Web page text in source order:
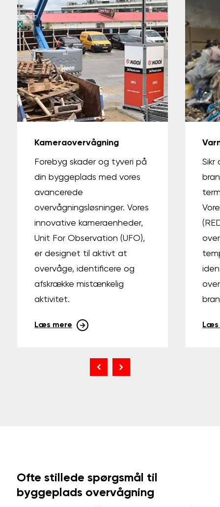
Kameraovervågning
Forebyg skader og tyveri på
din byggeplads med vores
avancerede
overvågningsløsninger. Vores
innovative kameraenheder,
Unit For Observation (UFO),
er designet til aktivt at
overvåge, identificere og
afskrække mistænkelig
aktivitet.
Læs mere
Sikr
Læs
Ofte stillede spørgsmål til
byggeplads overvågning